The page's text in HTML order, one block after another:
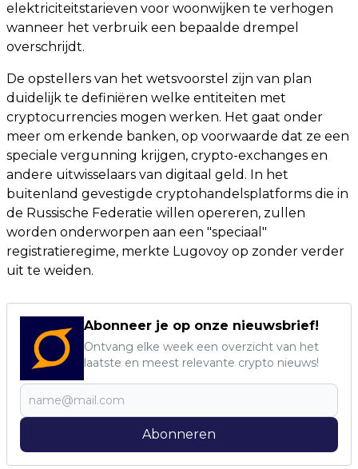
elektriciteitstarieven voor woonwijken te verhogen
wanneer het verbruik een bepaalde drempel
overschrijdt.
De opstellers van het wetsvoorstel zijn van plan
duidelijk te definiëren welke entiteiten met
cryptocurrencies mogen werken. Het gaat onder
meer om erkende banken, op voorwaarde dat ze een
speciale vergunning krijgen, crypto-exchanges en
andere uitwisselaars van digitaal geld. In het
buitenland gevestigde cryptohandelsplatforms die in
de Russische Federatie willen opereren, zullen
worden onderworpen aan een "speciaal"
registratieregime, merkte Lugovoy op zonder verder
uit te weiden.
Abonneer je op onze nieuwsbrief!
Ontvang elke week een overzicht van het
laatste en meest relevante crypto nieuws!
Abonneren